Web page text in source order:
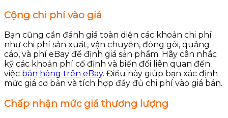
Cộng chi phí vào giá
Bạn cũng cần đánh giá toàn diện các khoản chi phí
như chi phí sản xuất, vận chuyển, đóng gói, quảng
cáo, và phí eBay để định giá sản phẩm. Hãy cân nhắc
kỹ các khoản phí cố định và biến đổi liên quan đến
việc bán hàng trên eBay. Điều này giúp bạn xác định
mức giá cơ bản và tích hợp đầy đủ chi phí vào giá bán.
Chấp nhận mức giá thương lượng